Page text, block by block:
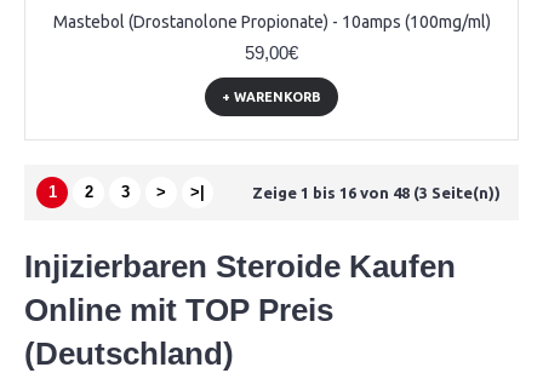
Mastebol (Drostanolone Propionate) - 10amps (100mg/ml)
59,00€
+ WARENKORB
1 2 3 > >| Zeige 1 bis 16 von 48 (3 Seite(n))
Injizierbaren Steroide Kaufen
Online mit TOP Preis
(Deutschland)